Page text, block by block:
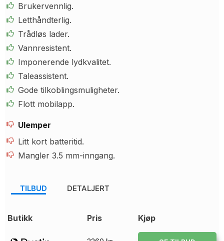
Brukervennlig.
Letthåndterlig.
Trådløs lader.
Vannresistent.
Imponerende lydkvalitet.
Taleassistent.
Gode tilkoblingsmuligheter.
Flott mobilapp.
Ulemper
Litt kort batteritid.
Mangler 3.5 mm-inngang.
TILBUD DETALJERT
Butikk Pris Kjøp